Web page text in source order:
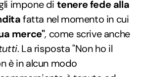
impone di tenere fede alla
fatta nel momento in cui
merce", come scrive anche
. La risposta "Non ho il
è in alcun modo